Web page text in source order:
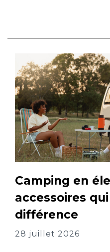
Camping en
accessoires
différence
28 juillet 2026